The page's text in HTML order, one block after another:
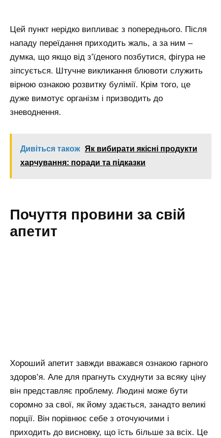
Цей пункт нерідко випливає з попереднього. Після
нападу переїдання приходить жаль, а за ним –
думка, що якщо від з’їденого позбутися, фігура не
зіпсується. Штучне викликання блювоти служить
вірною ознакою розвитку булімії. Крім того, це
дуже вимотує організм і призводить до
зневоднення.
Дивіться також Як вибирати якісні продукти
харчування: поради та підказки
Почуття провини за свій
апетит
Хороший апетит завжди вважався ознакою гарного
здоров’я. Але для прагнуть схуднути за всяку ціну
він представляє проблему. Людині може бути
соромно за свої, як йому здається, занадто великі
порції. Він порівнює себе з оточуючими і
приходить до висновку, що їсть більше за всіх. Це